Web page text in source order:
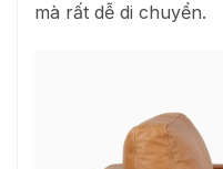
mà rất dễ di chuyển.